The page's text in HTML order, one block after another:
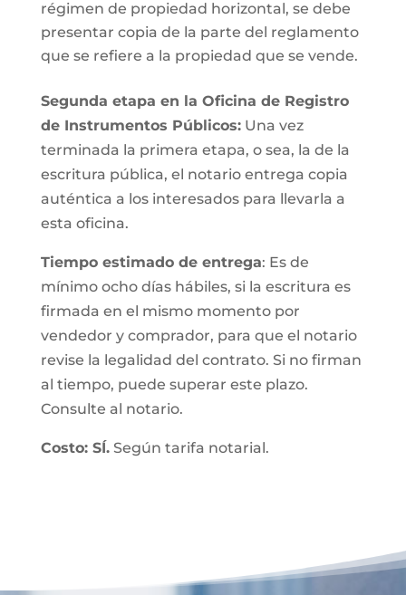
régimen de propiedad horizontal, se debe
presentar copia de la parte del reglamento
que se refiere a la propiedad que se vende.
Segunda etapa en la Oficina de Registro
de Instrumentos Públicos:Una vez
terminada la primera etapa, o sea, la de la
escritura pública, el notario entrega copia
auténtica a los interesados para llevarla a
esta oficina.
Tiempo estimado de entrega: Es de
mínimo ocho días hábiles, si la escritura es
firmada en el mismo momento por
vendedor y comprador, para que el notario
revise la legalidad del contrato. Si no firman
al tiempo, puede superar este plazo.
Consulte al notario.
Costo: SÍ.Según tarifa notarial.